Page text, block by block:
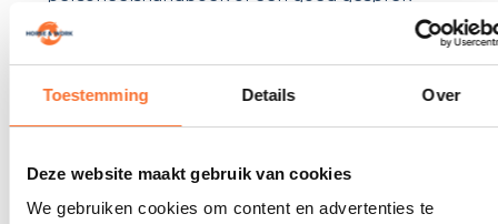
Toestemming Details Over
Deze website maakt gebruik van cookies
We gebruiken cookies om content en advertenties te
over functioneren, verzuim of ontslag. Geen
ingewikkeld HR-jargon, maar begrijpelijk en
toepasbaar advies – afgestemd op de praktijk
van de hippische sector.”
Vragen aan Suzanne:
1. Wat is jouw belangrijkste doelstelling voor
dit jaar?